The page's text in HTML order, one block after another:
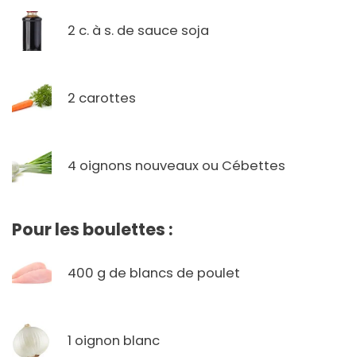
2 c. à s. de sauce soja
2 carottes
4 oignons nouveaux ou Cébettes
Pour les boulettes :
400 g de blancs de poulet
1 oignon blanc